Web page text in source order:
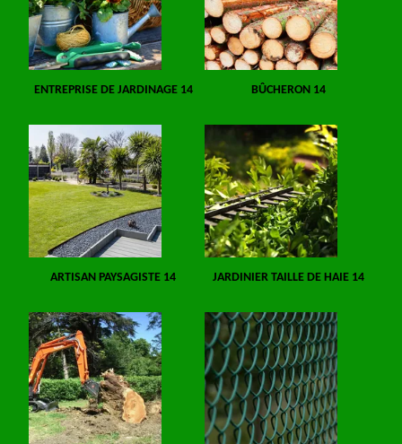
ENTREPRISE DE JARDINAGE 14 BÛCHERON 14
ARTISAN PAYSAGISTE 14 JARDINIER TAILLE DE HAIE 14